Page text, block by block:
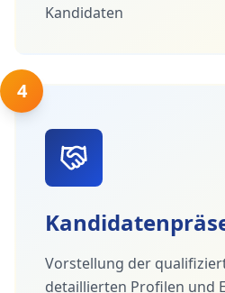
Kandidaten
4
Vorstellung der
detaillierten Profilen und